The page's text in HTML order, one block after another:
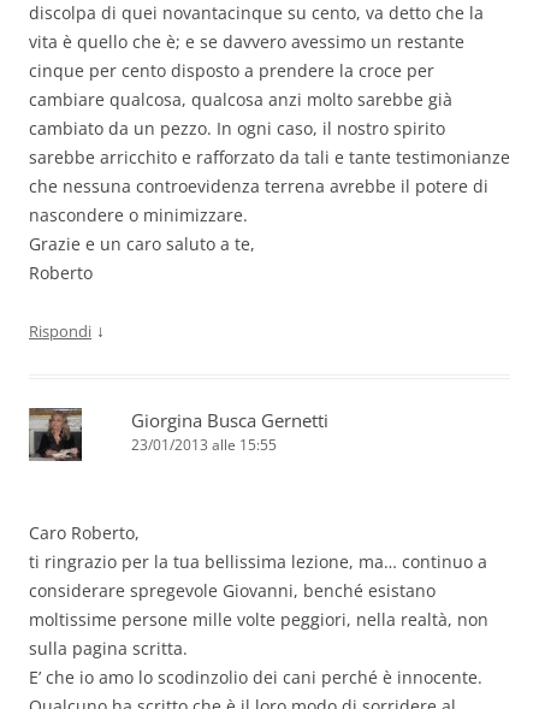
discolpa di quei novantacinque su cento, va detto che la
vita è quello che è; e se davvero avessimo un restante
cinque per cento disposto a prendere la croce per
cambiare qualcosa, qualcosa anzi molto sarebbe già
cambiato da un pezzo. In ogni caso, il nostro spirito
sarebbe arricchito e rafforzato da tali e tante testimonianze
che nessuna controevidenza terrena avrebbe il potere di
nascondere o minimizzare.
Grazie e un caro saluto a te,
Roberto
Rispondi ↓
Giorgina Busca Gernetti
23/01/2013 alle 15:55
Caro Roberto,
ti ringrazio per la tua bellissima lezione, ma… continuo a
considerare spregevole Giovanni, benché esistano
moltissime persone mille volte peggiori, nella realtà, non
sulla pagina scritta.
E’ che io amo lo scodinzolio dei cani perché è innocente.